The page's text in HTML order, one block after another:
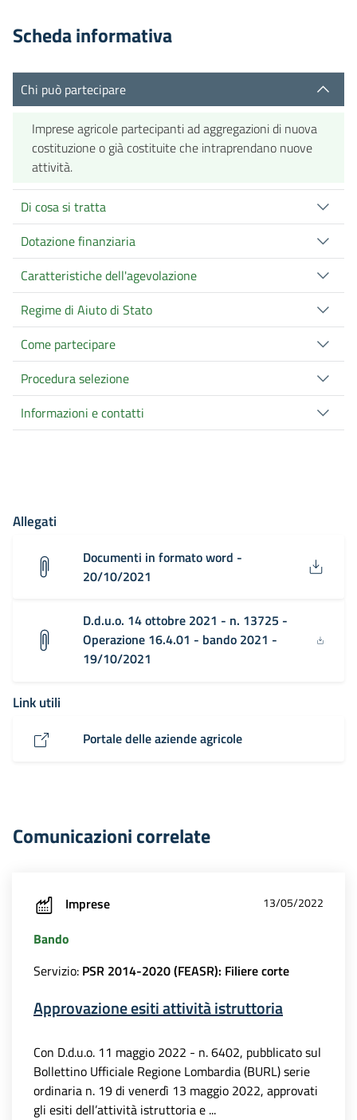
Scheda informativa
Chi può partecipare
Imprese agricole partecipanti ad aggregazioni di nuova
costituzione o già costituite che intraprendano nuove
attività.
Di cosa si tratta
Dotazione finanziaria
Caratteristiche dell'agevolazione
Regime di Aiuto di Stato
Come partecipare
Procedura selezione
Informazioni e contatti
Allegati
Documenti in formato word -
20/10/2021
D.d.u.o. 14 ottobre 2021 - n. 13725 -
Operazione 16.4.01 - bando 2021 -
19/10/2021
Link utili
Portale delle aziende agricole
Comunicazioni correlate
Imprese 13/05/2022
Bando
Servizio: PSR 2014-2020 (FEASR): Filiere corte
Approvazione esiti attività istruttoria
Con D.d.u.o. 11 maggio 2022 - n. 6402, pubblicato sul
Bollettino Ufficiale Regione Lombardia (BURL) serie
ordinaria n. 19 di venerdì 13 maggio 2022, approvati
gli esiti dell’attività istruttoria e ...